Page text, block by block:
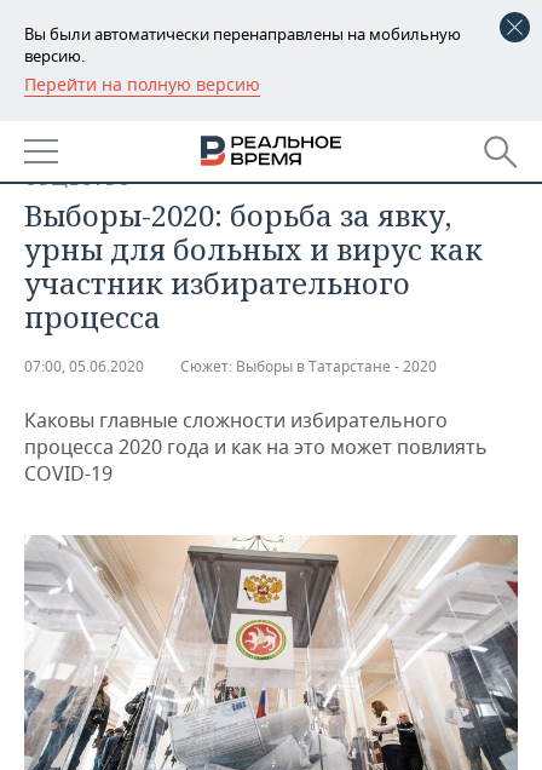
Вы были автоматически перенаправлены на мобильную
версию.
Перейти на полную версию
РЕГИОНЫ
БАШКОРТОСТАН
ТАТАРСТАН
УДМУРТИЯ
НОВОСТИ
АНАЛИТИКА
НОВОСТИ АНАЛИТИКИ
ДЕКЛАРАЦИИ О ДОХОДАХ
КОРОЛИ ГОСЗАКАЗА ПФО
ВУЗЫ ТАТАРСТАНА
КОМУ ПРИНАДЛЕЖАТ
ЭКОНОМИКА
НОВОСТИ ЭКОНОМИКИ
ФИНАНСЫ
БАНКИ
БЮДЖЕТ
ИНВЕСТИЦИИ
ПРОМЫШЛЕННОСТЬ
НОВОСТИ
АГРОПРОМ
НЕФТЕХИМИЯ
НЕФТЬ
ОПК
ЭНЕРГЕТИКА
НЕДВИЖИМОСТЬ
НОВОСТИ НЕДВИЖИМОСТИ
АВТО
НОВОСТИ АВТО
БИЗНЕС
НОВОСТИ БИЗНЕСА
РОЗНИЧНАЯ ТОРГОВЛЯ
ТРАНСПОРТ
УСЛУГИ
ТЕХНОЛОГИИ
НОВОСТИ ТЕХНОЛОГИЙ
IT
МЕДИА
ТЕЛЕКОММУНИКАЦИИ
МЕРОПРИЯТИЯ
НОВОСТИ МЕРОПРИЯТИЙ
ВЫЕЗДНАЯ РЕДАКЦИЯ
БИЗНЕС-БРАНЧИ
СПОРТ
НОВОСТИ СПОРТА
ФУТБОЛ
ОБЩЕСТВО
НОВОСТИ ОБЩЕСТВА
ФОТОГАЛЕРЕЯ
ОБЩЕСТВО
Выборы-2020: борьба за явку,
урны для больных и вирус как
участник избирательного
процесса
07:00, 05.06.2020 Сюжет: Выборы в Татарстане - 2020
Каковы главные сложности избирательного
процесса 2020 года и как на это может повлиять
COVID-19